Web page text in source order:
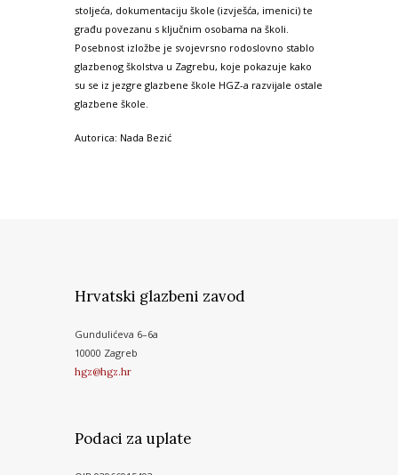
stoljeća, dokumentaciju škole (izvješća, imenici) te
građu povezanu s ključnim osobama na školi.
Posebnost izložbe je svojevrsno rodoslovno stablo
glazbenog školstva u Zagrebu, koje pokazuje kako
su se iz jezgre glazbene škole HGZ-a razvijale ostale
glazbene škole.
Autorica: Nada Bezić
Hrvatski glazbeni zavod
Gundulićeva 6–6a
10000 Zagreb
hgz@hgz.hr
Podaci za uplate